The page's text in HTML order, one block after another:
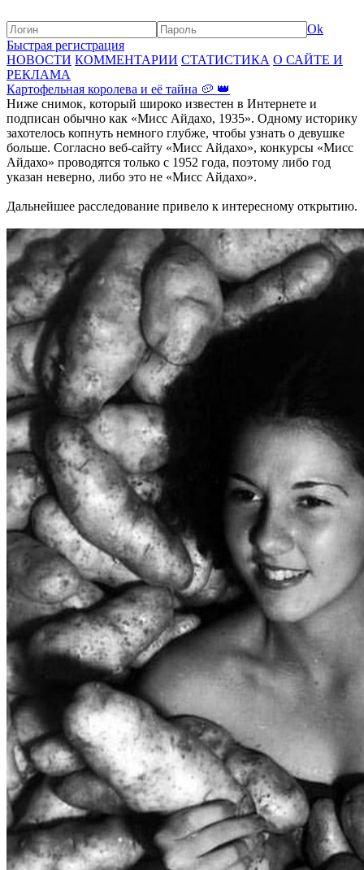
Ok
Быстрая регистрация
НОВОСТИ КОММЕНТАРИИ СТАТИСТИКА О САЙТЕ И
РЕКЛАМА
Картофельная королева и её тайна 🥔 👑
Ниже снимок, который широко известен в Интернете и
подписан обычно как «Мисс Айдахо, 1935». Одному историку
захотелось копнуть немного глубже, чтобы узнать о девушке
больше. Согласно веб-сайту «Мисс Айдахо», конкурсы «Мисс
Айдахо» проводятся только с 1952 года, поэтому либо год
указан неверно, либо это не «Мисс Айдахо».
Дальнейшее расследование привело к интересному открытию.